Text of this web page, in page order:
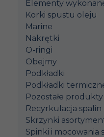
Elementy
Korki spustu oleju
Marine
Nakrętki
O-ringi
Obejmy
Podkładki
Podkładki
Pozostałe produkty
Recyrkulacja spalin
Skrzynki
Spinki i mocowania